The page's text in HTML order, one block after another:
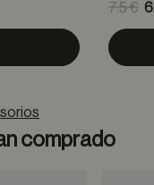
7.5 €
to
comprado